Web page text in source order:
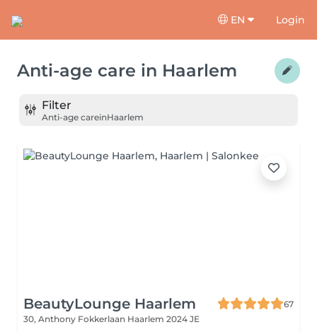
EN Login
Anti-age care in Haarlem
Filter
Anti-age careinHaarlem
BeautyLounge Haarlem
67
30, Anthony Fokkerlaan Haarlem 2024 JE